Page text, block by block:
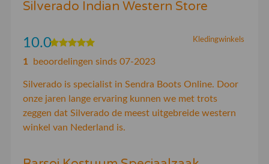
Silverado Indian Western Store
Kledingwinkels
10.0
1 beoordelingen sinds 07-2023
Silverado is specialist in Sendra Boots Online. Door
onze jaren lange ervaring kunnen we met trots
zeggen dat Silverado de meest uitgebreide western
winkel van Nederland is.